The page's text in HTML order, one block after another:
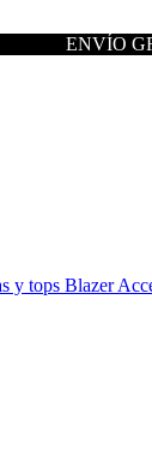
ENVÍO
y tops Blazer